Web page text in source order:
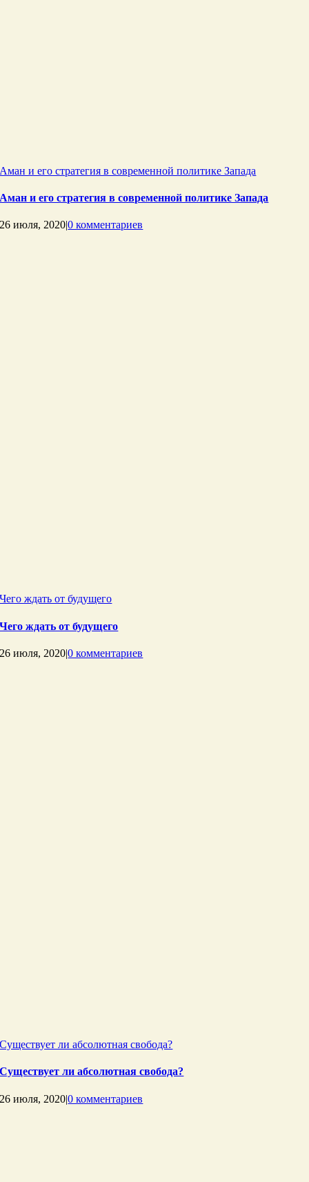
Аман и его стратегия в современной политике Запада
Аман и его стратегия в современной политике Запада
26 июля, 2020|0 комментариев
Чего ждать от будущего
Чего ждать от будущего
26 июля, 2020|0 комментариев
Существует ли абсолютная свобода?
Существует ли абсолютная свобода?
26 июля, 2020|0 комментариев